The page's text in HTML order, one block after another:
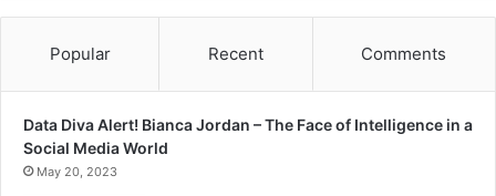
Popular Recent Comments
Data Diva Alert! Bianca Jordan – The Face of Intelligence in a
Social Media World
May 20, 2023